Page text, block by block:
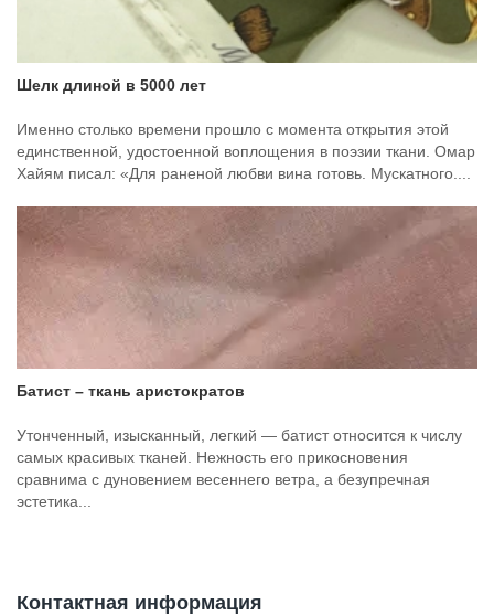
Шелк длиной в 5000 лет
Именно столько времени прошло с момента открытия этой
единственной, удостоенной воплощения в поэзии ткани. Омар
Хайям писал: «Для раненой любви вина готовь. Мускатного....
Батист – ткань аристократов
Утонченный, изысканный, легкий — батист относится к числу
самых красивых тканей. Нежность его прикосновения
сравнима с дуновением весеннего ветра, а безупречная
эстетика...
Контактная информация